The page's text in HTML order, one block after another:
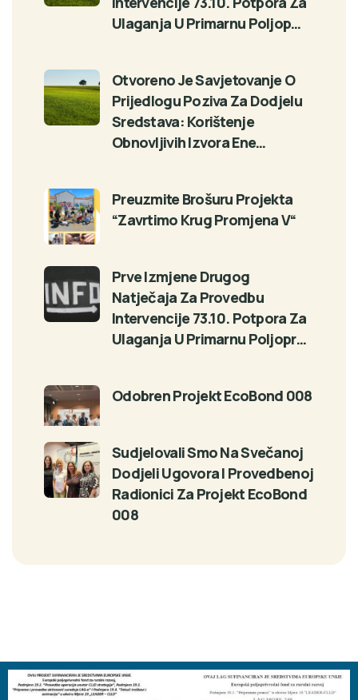
Ulaganja U Primarnu Poljop…
Otvoreno Je Savjetovanje O
Prijedlogu Poziva Za Dodjelu
Sredstava: Korištenje
Obnovljivih Izvora Ene…
Preuzmite Brošuru Projekta
“Zavrtimo Krug Promjena V“
Prve Izmjene Drugog
Natječaja Za Provedbu
Intervencije 73.10. Potpora Za
Ulaganja U Primarnu Poljopr…
Odobren Projekt EcoBond 008
Sudjelovali Smo Na Svečanoj
Dodjeli Ugovora I Provedbenoj
Radionici Za Projekt EcoBond
008